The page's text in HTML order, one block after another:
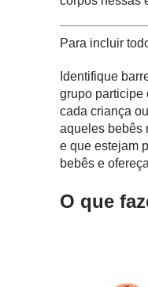
Para incluir
Identifique
grupo participe
cada criança
aqueles bebês
e que estejam
bebês e
O que